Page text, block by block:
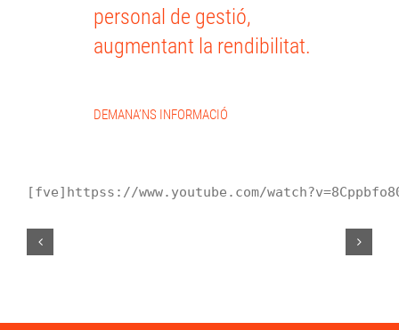
personal de gestió,
augmentant la rendibilitat.
DEMANA’NS INFORMACIÓ
[fve]httpss://www.youtube.com/